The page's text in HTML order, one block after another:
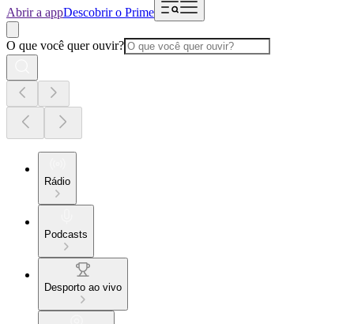
Abrir a appDescobrir o Prime
O que você quer ouvir?
Rádio
Podcasts
Desporto ao vivo